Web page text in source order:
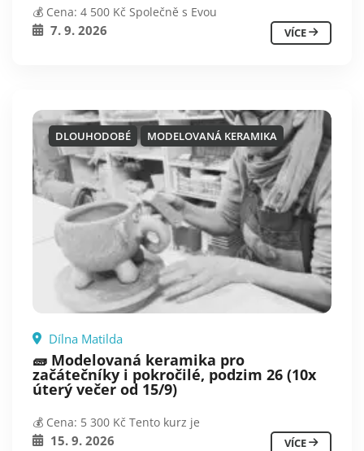
💰 Cena: 4 500 Kč Společně s Evou
7. 9. 2026 VÍCE
DLOUHODOBÉ MODELOVANÁ KERAMIKA
Dílna Matilda
🧱 Modelovaná keramika pro
začátečníky i pokročilé, podzim 26 (10x
úterý večer od 15/9)
💰 Cena: 5 300 Kč Tento kurz je
15. 9. 2026 VÍCE